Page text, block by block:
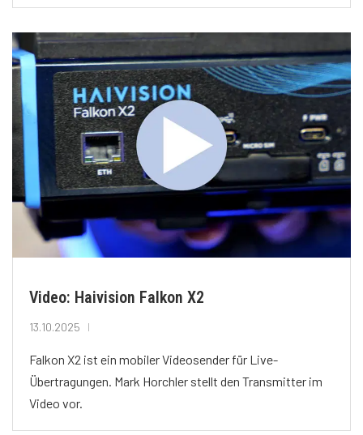
Video: Haivision Falkon X2
13.10.2025
Falkon X2 ist ein mobiler Videosender für Live-
Übertragungen. Mark Horchler stellt den Transmitter im
Video vor.